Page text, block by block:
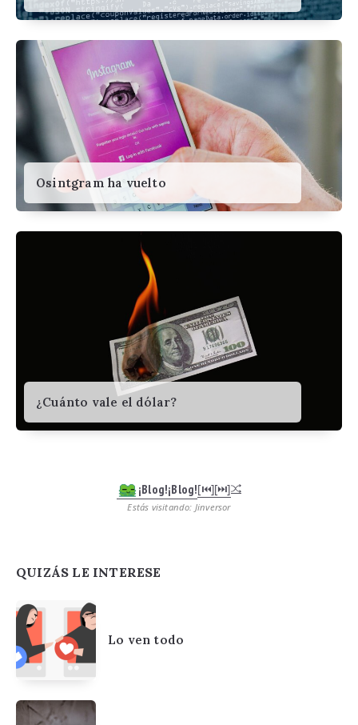
Osintgram ha vuelto
¿Cuánto vale el dólar?
¡Blog!¡Blog![⏮︎][⏭︎]
Estás visitando: Jinversor
QUIZÁS LE INTERESE
Lo ven todo